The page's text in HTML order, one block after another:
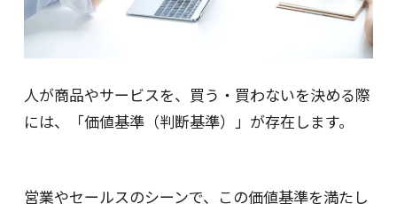
人が商品やサービスを、買う・買わないを決める際
には、「価値基準（判断基準）」が存在します。
営業やセールスのシーンで、この価値基準を満たし